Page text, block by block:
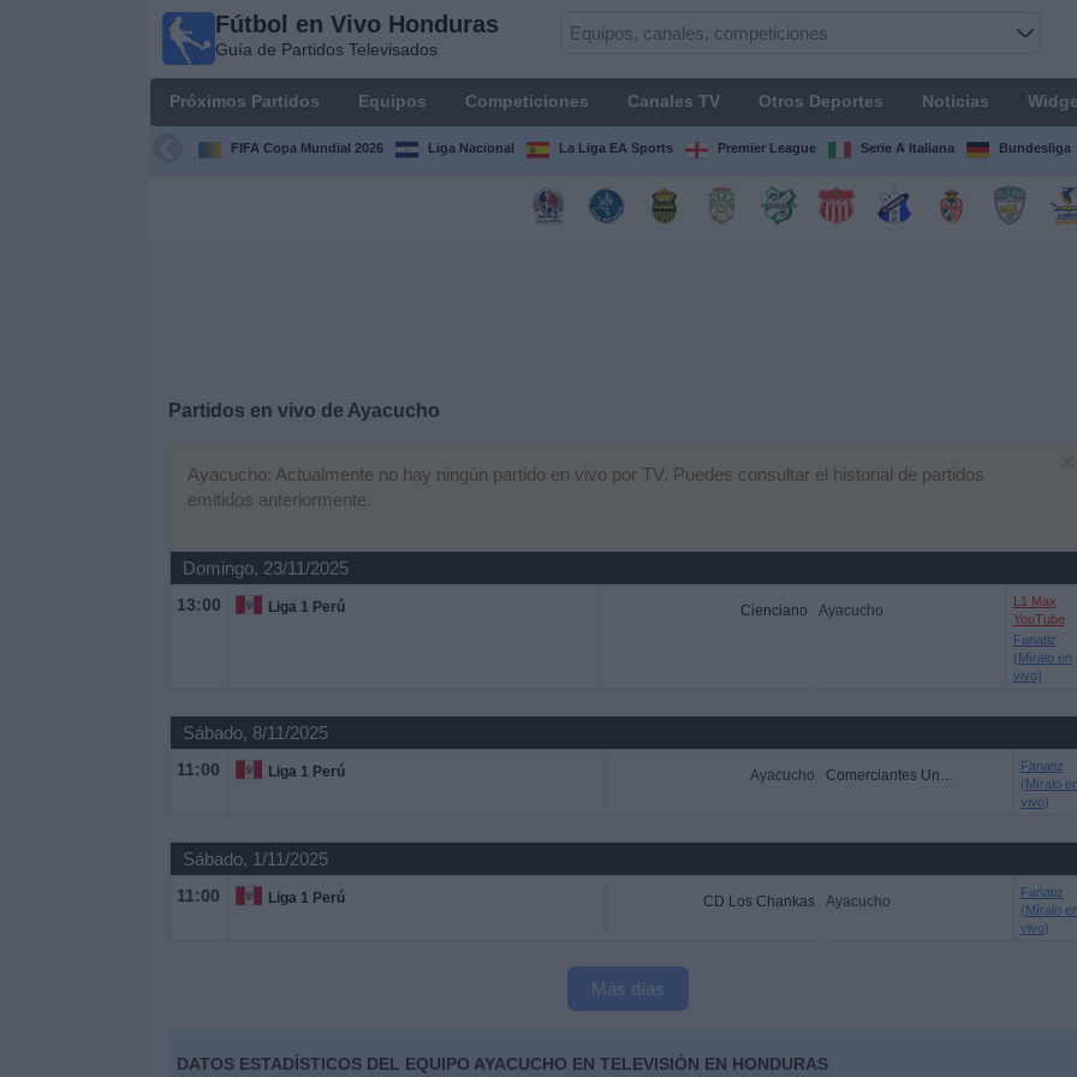
Fútbol en Vivo Honduras
Guía de Partidos Televisados
Próximos Partidos Equipos Competiciones Canales TV Otros Deportes Noticias
FIFA Copa Mundial 2026 Liga Nacional La Liga EA Sports Premier League Serie A Italiana Bundesliga
Partidos en vivo de Ayacucho
Ayacucho: Actualmente no hay ningún partido en vivo por TV. Puedes consultar el historial de partidos
emitidos anteriormente.
Domingo, 23/11/2025
13:00 Liga 1 Perú Cienciano Ayacucho
L1 Max
YouTube
Fanatiz
(Míralo en
vivo)
Sábado, 8/11/2025
11:00 Liga 1 Perú Ayacucho Comerciantes Unidos
Fanatiz
(Míralo
vivo)
Sábado, 1/11/2025
11:00 Liga 1 Perú CD Los Chankas Ayacucho
Fanatiz
(Míralo
vivo)
Más días
DATOS ESTADÍSTICOS DEL EQUIPO AYACUCHO EN TELEVISIÓN EN HONDURAS
Fútbol en
Honduras